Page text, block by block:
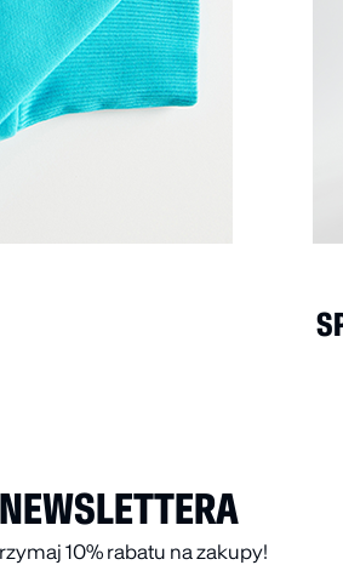
10% rabatu na zakupy!